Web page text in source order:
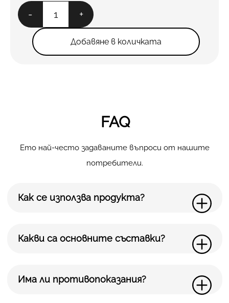
-
количество
night
+
Добавяне в количката
FAQ
Ето най-често задаваните въпроси от нашите
потребители.
Как се използва продукта?
Какви са основните съставки?
Има ли противопоказания?